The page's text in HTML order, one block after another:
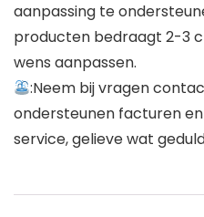
aanpassing te
producten bedraagt 2-3
wens aanpassen.
:Neem bij vragen
ondersteunen facturen
service, gelieve wat